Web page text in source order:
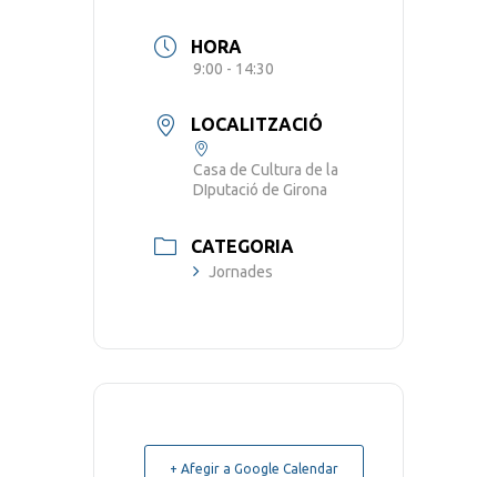
HORA
9:00 - 14:30
LOCALITZACIÓ
Casa de Cultura de la
DIputació de Girona
CATEGORIA
Jornades
+ Afegir a Google Calendar